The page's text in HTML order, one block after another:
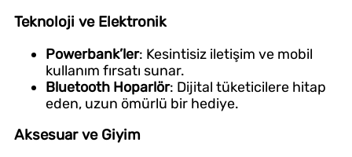
Teknoloji ve Elektronik
Powerbank’ler: Kesintisiz iletişim ve mobil
kullanım fırsatı sunar.
Bluetooth Hoparlör: Dijital tüketicilere hitap
eden, uzun ömürlü bir hediye.
Aksesuar ve Giyim